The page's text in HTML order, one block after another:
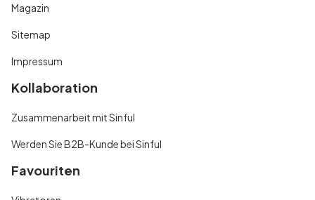
Magazin
Sitemap
Impressum
Kollaboration
Zusammenarbeit mit Sinful
Werden Sie B2B-Kunde bei Sinful
Favouriten